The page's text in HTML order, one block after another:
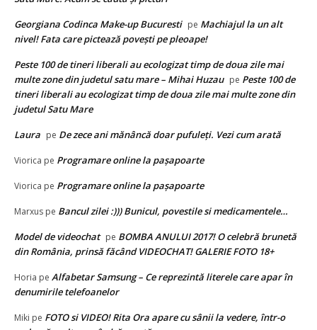
Georgiana Codinca Make-up Bucuresti pe Machiajul la un alt
nivel! Fata care pictează poveşti pe pleoape!
Peste 100 de tineri liberali au ecologizat timp de doua zile mai
multe zone din judetul satu mare – Mihai Huzau pe Peste 100 de
tineri liberali au ecologizat timp de doua zile mai multe zone din
judetul Satu Mare
Laura pe De zece ani mănâncă doar pufuleţi. Vezi cum arată
Viorica pe Programare online la paşapoarte
Viorica pe Programare online la paşapoarte
Marxus pe Bancul zilei :))) Bunicul, povestile si medicamentele…
Model de videochat pe BOMBA ANULUI 2017! O celebră brunetă
din România, prinsă făcând VIDEOCHAT! GALERIE FOTO 18+
Horia pe Alfabetar Samsung – Ce reprezintă literele care apar în
denumirile telefoanelor
Miki pe FOTO si VIDEO! Rita Ora apare cu sânii la vedere, într-o